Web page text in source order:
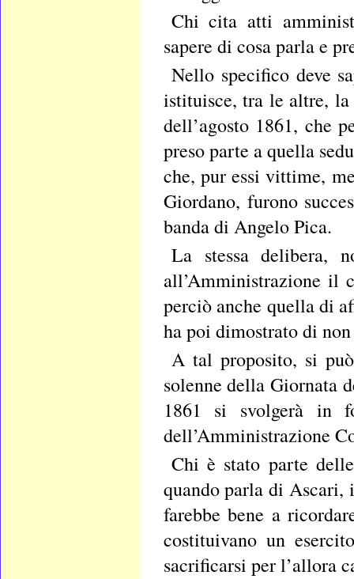
Chi cita atti
sapere di cosa parla e
Nello specifico deve
istituisce, tra le altre,
dell’agosto 1861, che
preso parte a quella
che, pur essi vittime,
Giordano, furono
banda di Angelo Pica.
La stessa delibera,
all’Amministrazione il
perciò anche quella di
ha poi dimostrato di
A tal proposito, si
solenne della Giornata
1861 si svolgerà in
dell’Amministrazione
Chi è stato parte
quando parla di Ascari,
farebbe bene a
costituivano un
sacrificarsi per l’allora